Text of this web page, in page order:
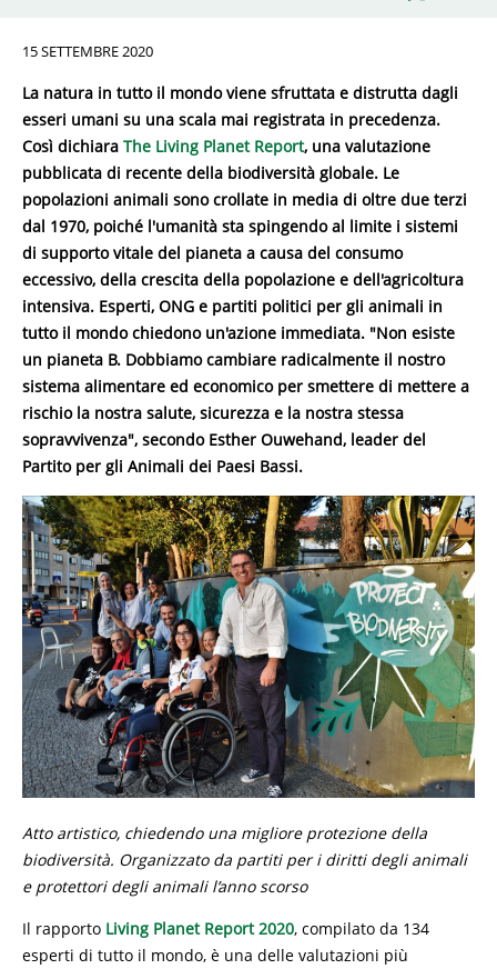
15 SETTEMBRE 2020
La natura in tutto il mondo viene sfruttata e distrutta dagli
esseri umani su una scala mai registrata in precedenza.
Così dichiara The Living Planet Report, una valutazione
pubblicata di recente della biodiversità globale. Le
popolazioni animali sono crollate in media di oltre due terzi
dal 1970, poiché l'umanità sta spingendo al limite i sistemi
di supporto vitale del pianeta a causa del consumo
eccessivo, della crescita della popolazione e dell'agricoltura
intensiva. Esperti, ONG e partiti politici per gli animali in
tutto il mondo chiedono un'azione immediata. "Non esiste
un pianeta B. Dobbiamo cambiare radicalmente il nostro
sistema alimentare ed economico per smettere di mettere a
rischio la nostra salute, sicurezza e la nostra stessa
sopravvivenza", secondo Esther Ouwehand, leader del
Partito per gli Animali dei Paesi Bassi.
Atto artistico, chiedendo una migliore protezione della
biodiversità. Organizzato da partiti per i diritti degli animali
e protettori degli animali l’anno scorso
Il rapporto Living Planet Report 2020, compilato da 134
esperti di tutto il mondo, è una delle valutazioni più